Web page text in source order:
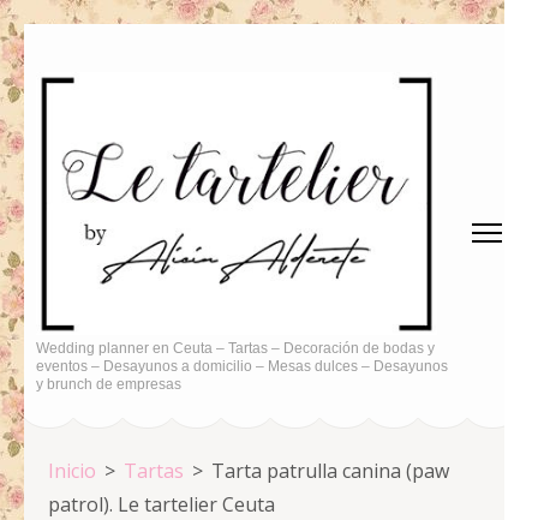
Saltar
al
(presiona
la
tecla
Wedding planner en Ceuta – Tartas – Decoración de bodas y
eventos – Desayunos a domicilio – Mesas dulces – Desayunos
y brunch de empresas
Inicio > Tartas > Tarta patrulla canina (paw
patrol). Le tartelier Ceuta